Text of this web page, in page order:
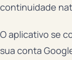
continuidade
O aplicativo se
sua conta